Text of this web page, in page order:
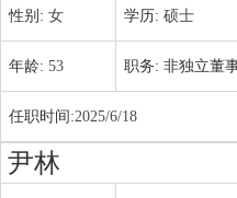
性别: 女 学历: 硕士
年龄: 53 职务: 非独立董
任职时间:2025/6/18
尹林